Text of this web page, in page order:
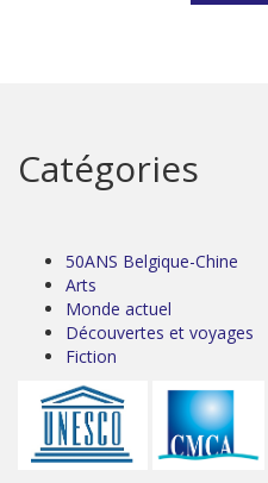
Catégories
50ANS Belgique-Chine
Arts
Monde actuel
Découvertes et voyages
Fiction